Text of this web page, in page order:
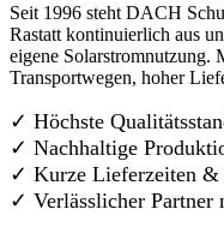
Seit 1996 steht DACH
Rastatt kontinuierlich aus
eigene Solarstromnutzung.
Transportwegen, hoher
✓ Höchste
✓ Nachhaltige
✓ Kurze Lieferzeiten &
✓ Verlässlicher Partner